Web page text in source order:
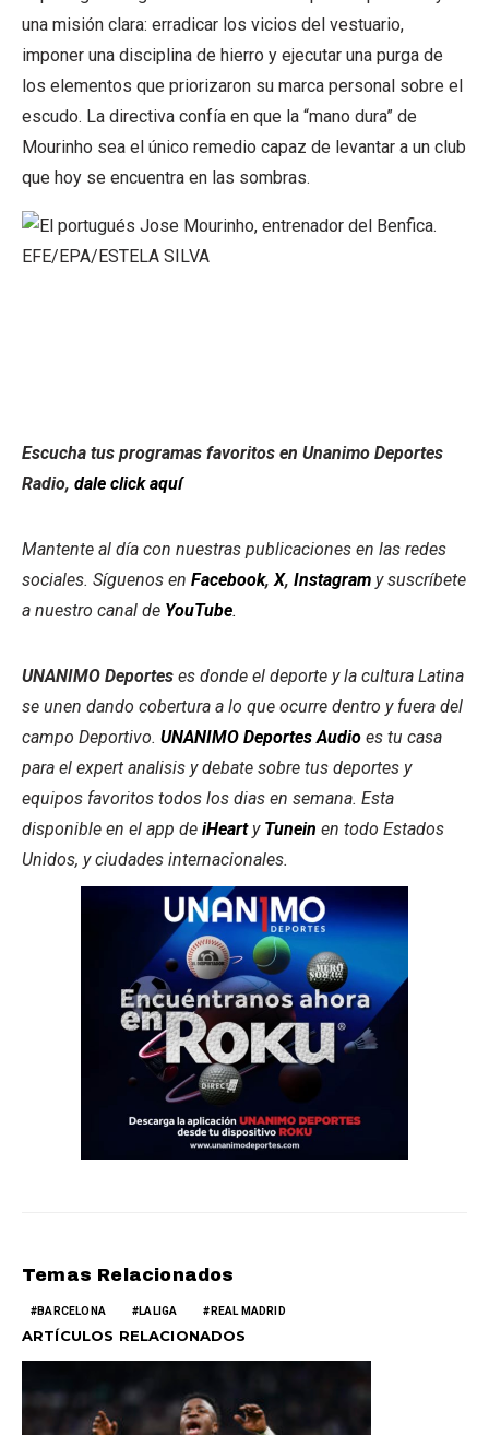
una misión clara: erradicar los vicios del vestuario,
imponer una disciplina de hierro y ejecutar una purga de
los elementos que priorizaron su marca personal sobre el
escudo. La directiva confía en que la “mano dura” de
Mourinho sea el único remedio capaz de levantar a un club
que hoy se encuentra en las sombras.
Escucha tus programas favoritos en Unanimo Deportes
Radio, dale click aquí
Mantente al día con nuestras publicaciones en las redes
sociales. Síguenos en Facebook,X, Instagram y suscríbete
a nuestro canal de YouTube.
UNANIMO Deportes es donde el deporte y la cultura Latina
se unen dando cobertura a lo que ocurre dentro y fuera del
campo Deportivo. UNANIMO Deportes Audio es tu casa
para el expert analisis y debate sobre tus deportes y
equipos favoritos todos los dias en semana. Esta
disponible en el app de iHearty Tunein en todo Estados
Unidos, y ciudades internacionales.
Temas Relacionados
BARCELONA LALIGA REAL MADRID
ARTÍCULOS RELACIONADOS